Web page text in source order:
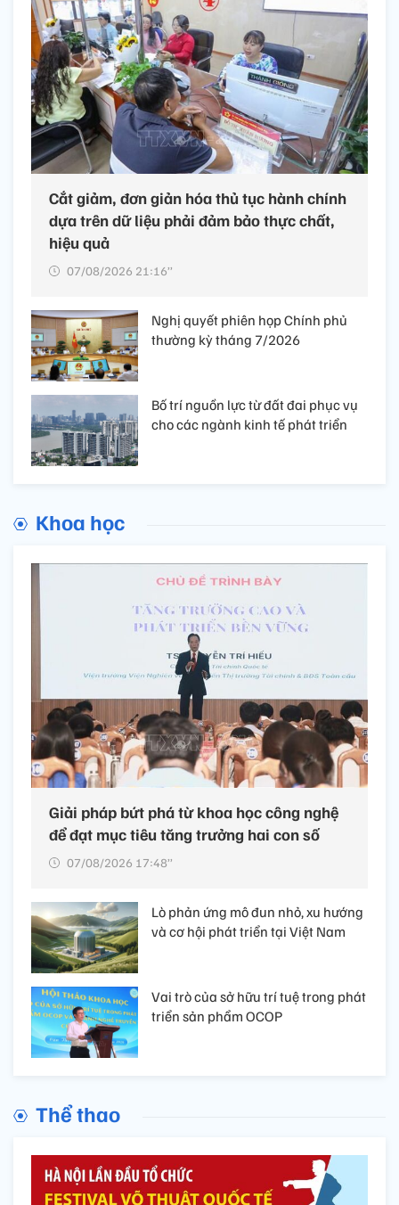
Cắt giảm, đơn giản hóa thủ tục hành chính
dựa trên dữ liệu phải đảm bảo thực chất,
hiệu quả
07/08/2026 21:16’’
Nghị quyết phiên họp Chính phủ
thường kỳ tháng 7/2026
Bố trí nguồn lực từ đất đai phục vụ
cho các ngành kinh tế phát triển
Khoa học
Giải pháp bứt phá từ khoa học công nghệ
để đạt mục tiêu tăng trưởng hai con số
07/08/2026 17:48’’
Lò phản ứng mô đun nhỏ, xu hướng
và cơ hội phát triển tại Việt Nam
Vai trò của sở hữu trí tuệ trong phát
triển sản phẩm OCOP
Thể thao